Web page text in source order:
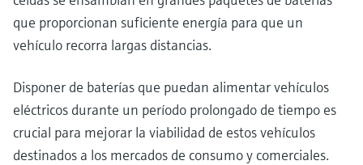
que proporcionan suficiente energía para que un
vehículo recorra largas distancias.
Disponer de baterías que puedan alimentar vehículos
eléctricos durante un período prolongado de tiempo es
crucial para mejorar la viabilidad de estos vehículos
destinados a los mercados de consumo y comerciales.